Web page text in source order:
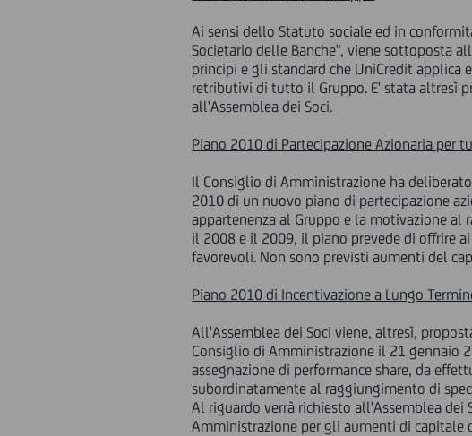
Ai sensi dello Statuto sociale ed in
Societario delle Banche", viene sottoposta
principi e gli standard che UniCredit applica
retributivi di tutto il Gruppo. E' stata altresì
all'Assemblea dei Soci.
Piano 2010 di Partecipazione Azionaria per
Il Consiglio di Amministrazione ha
2010 di un nuovo piano di partecipazione
appartenenza al Gruppo e la motivazione
il 2008 e il 2009, il piano prevede di offrire
favorevoli. Non sono previsti aumenti del
Piano 2010 di Incentivazione a Lungo
All'Assemblea dei Soci viene, altresì,
Consiglio di Amministrazione il 21 gennaio
assegnazione di performance share, da
subordinatamente al raggiungimento di
Al riguardo verrà richiesto all'Assemblea dei
Amministrazione per gli aumenti di capitale